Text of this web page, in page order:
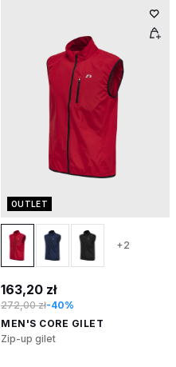
OUTLET
+2
163,20 zł
272,00 zł-40%
MEN'S CORE GILET
Zip-up gilet